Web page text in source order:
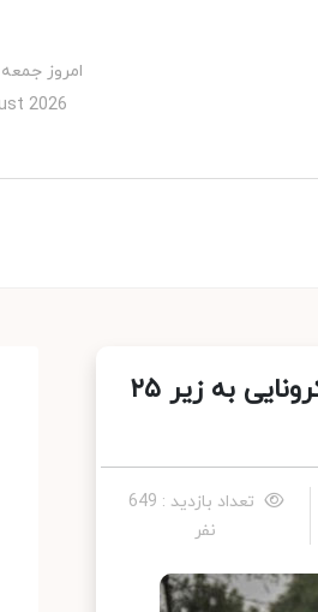
امروز جمعه 16 مرداد 1405
2026
بعد از گذشت بیش از ۶۶۰ روز؛ کاهش موارد مرگ‌ومیر کرونایی به زیر ۲۵
تعداد بازدید : 649
نفر